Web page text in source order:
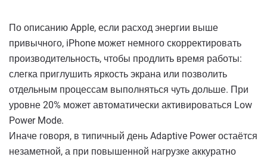
По описанию Apple, если расход энергии выше
привычного, iPhone может немного скорректировать
производительность, чтобы продлить время работы:
слегка приглушить яркость экрана или позволить
отдельным процессам выполняться чуть дольше. При
уровне 20% может автоматически активироваться Low
Power Mode.
Иначе говоря, в типичный день Adaptive Power остаётся
незаметной, а при повышенной нагрузке аккуратно